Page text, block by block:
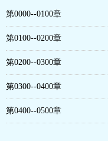
第0000--0100章
第0100--0200章
第0200--0300章
第0300--0400章
第0400--0500章